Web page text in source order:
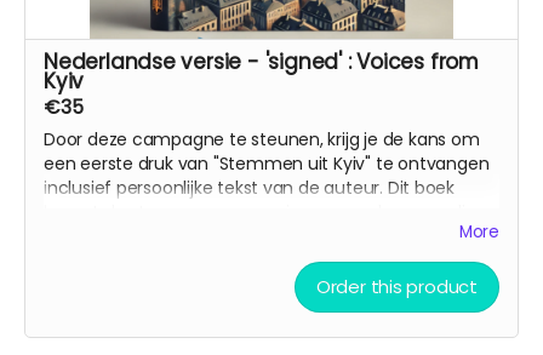
Nederlandse versie - 'signed' : Voices from
Kyiv
€35
Door deze campagne te steunen, krijg je de kans om
een eerste druk van "Stemmen uit Kyiv" te ontvangen
inclusief persoonlijke tekst van de auteur. Dit boek
tijdens deze oorlog in Kyiv leven in beeld. Het is bedoeld
als een brug tussen culturen en als een herinnering
aan de wereld van wat er in Oekraïne gebeurt
More
Order this product